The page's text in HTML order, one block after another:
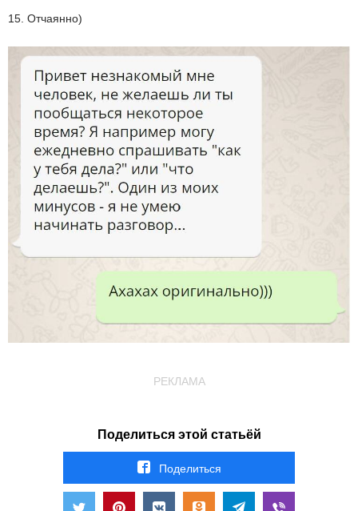
15. Отчаянно)
РЕКЛАМА
Поделиться этой статьёй
Поделиться